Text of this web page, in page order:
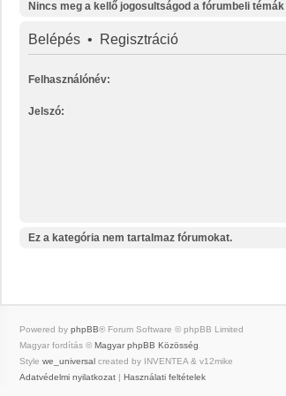
Nincs meg a kellő jogosultságod a fórumbeli
Belépés • Regisztráció
Felhasználónév:
Jelszó:
Ez a kategória nem tartalmaz fórumokat.
Powered by phpBB® Forum Software © phpBB Limited
Magyar fordítás © Magyar phpBB Közösség
Style we_universal created by INVENTEA & v12mike
Adatvédelmi nyilatkozat
Használati feltételek